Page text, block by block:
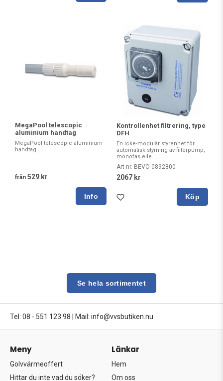
MegaPool telescopic
aluminium handtag
MegaPool telescopic aluminium
handtag
från 529 kr
Kontrollenhet filtrering, type
DFH
En icke-modulär styrenhet för
automatisk styrning av filterpump,
monofas elle...
Art nr. BEVO 0892800
2067 kr
Köp
Se hela sortimentet
Tel: 08 - 551 123 98 Mail: info@vvsbutiken.nu
Meny
Golvvärmeoffert
Hittar du inte vad du söker?
Länkar
Hem
Om oss